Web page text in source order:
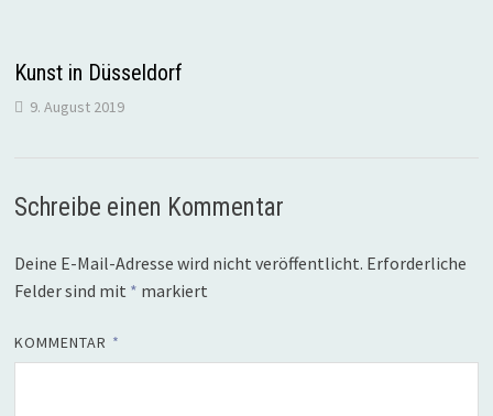
Kunst in Düsseldorf
9. August 2019
Schreibe einen Kommentar
Deine E-Mail-Adresse wird nicht veröffentlicht. Erforderliche
Felder sind mit * markiert
KOMMENTAR *